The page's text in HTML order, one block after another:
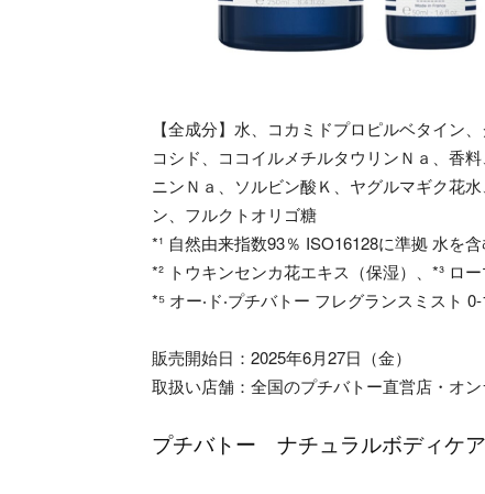
【全成分】水、コカミドプロピルベタイン
コシド、ココイルメチルタウリンＮａ、香
ニンＮａ、ソルビン酸Ｋ、ヤグルマギク花
ン、フルクトオリゴ糖
*¹ 自然由来指数93％ ISO16128に準拠 水を含
*² トウキンセンカ花エキス（保湿）、*³ ロ
*⁵ オー‧ド‧プチバトー フレグランスミスト
販売開始日：2025年6月27日（金）
取扱い店舗：全国のプチバトー直営店・オ
プチバトー ナチュラルボディケ